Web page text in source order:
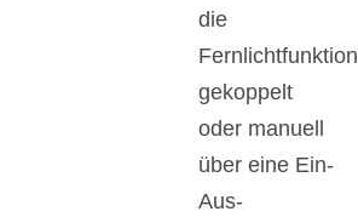
die
Fernlichtfunktion
gekoppelt
oder manuell
über eine Ein-
Aus-